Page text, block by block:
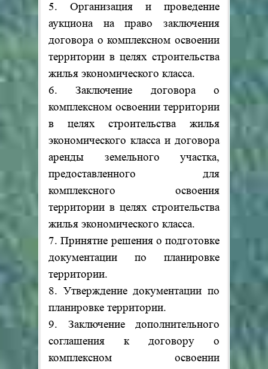
5. Организация и проведение
аукциона на право заключения
договора о комплексном освоении
территории в целях строительства
жилья экономического класса.
6. Заключение договора о
комплексном освоении территории
в целях строительства жилья
экономического класса и договора
аренды земельного участка,
предоставленного для
комплексного освоения
территории в целях строительства
жилья экономического класса.
7. Принятие решения о подготовке
документации по планировке
территории.
8. Утверждение документации по
планировке территории.
9. Заключение дополнительного
соглашения к договору о
комплексном освоении